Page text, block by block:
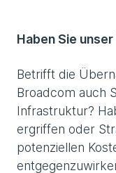
Haben Sie
Betrifft die
Broadcom auch
Infrastruktur?
ergriffen oder
potenziellen